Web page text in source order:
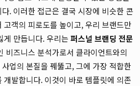
. 이러한 접근은 결국 시장에 비슷한 콘
고객의 피로도를 높이고, 우리 브랜드만
게 만듭니다. 우리는 퍼스널 브랜딩 전문
비즈니스 분석가로서 클라이언트와의
업의 본질을 꿰뚫고, 그에 가장 적합한
개발합니다. 이것이 바로 템플릿에 의존